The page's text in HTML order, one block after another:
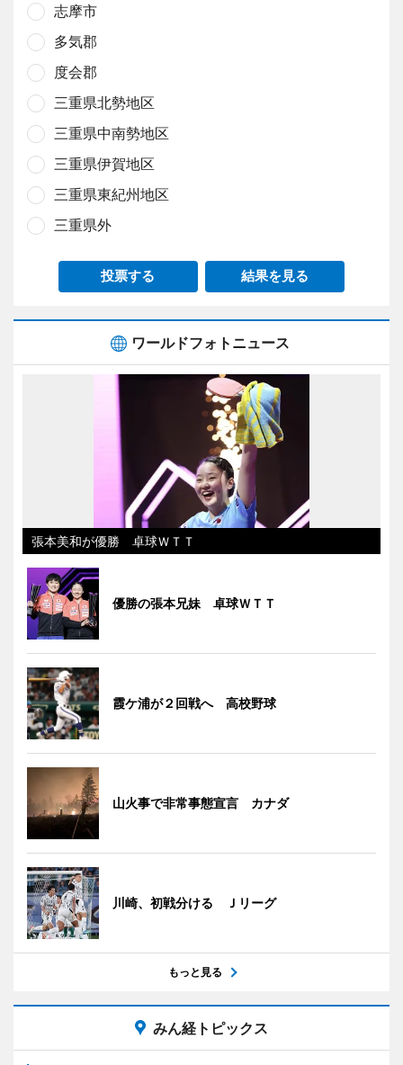
志摩市
多気郡
度会郡
三重県北勢地区
三重県中南勢地区
三重県伊賀地区
三重県東紀州地区
三重県外
投票する 結果を見る
ワールドフォトニュース
張本美和が優勝 卓球ＷＴＴ
優勝の張本兄妹 卓球ＷＴＴ
霞ケ浦が２回戦へ 高校野球
山火事で非常事態宣言 カナダ
川崎、初戦分ける Ｊリーグ
もっと見る
みん経トピックス